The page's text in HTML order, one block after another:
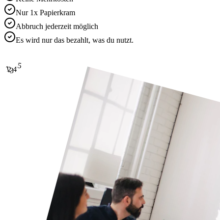
Nur 1x Papierkram
Abbruch jederzeit möglich
Es wird nur das bezahlt, was du nutzt.
1
2345